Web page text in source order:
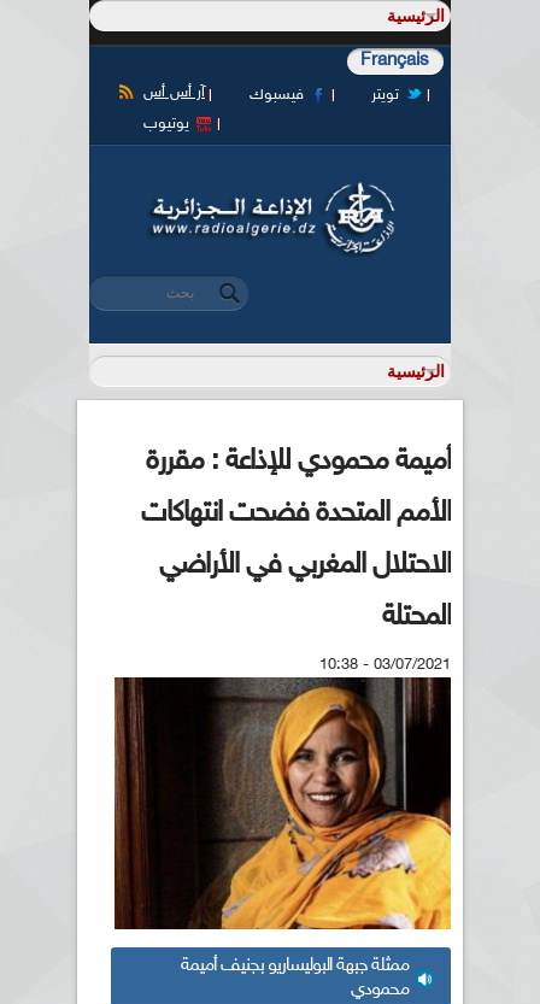
Français
آر أس أس فيسبوك
تويتر
يوتيوب
استمارة البحث
‏بحث ‏
أميمة محمودي للإذاعة : مقررة
الأمم المتحدة فضحت انتهاكات
الاحتلال المغربي في الأراضي
المحتلة
03/07/2021 - 10:38
ممثلة جبهة البوليساريو بجنيف أميمة
محمودي